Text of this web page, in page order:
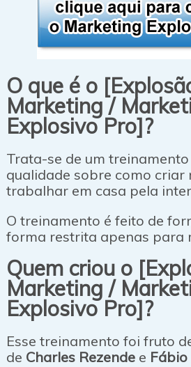
O que é o
Marketing /
Explosivo Pro]?
Trata-se de um
qualidade sobre como criar
trabalhar em casa pela
O treinamento é feito de
forma restrita apenas para
Quem criou o
Marketing /
Explosivo Pro]?
Esse treinamento foi fruto
de Charles Rezendee